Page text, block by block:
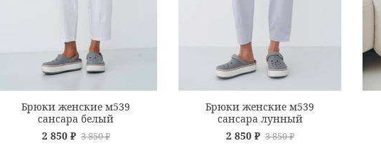
Брюки женские м539
сансара белый
2 850 ₽ 3 850 ₽
Брюки женские м539
сансара лунный
2 850 ₽ 3 850 ₽